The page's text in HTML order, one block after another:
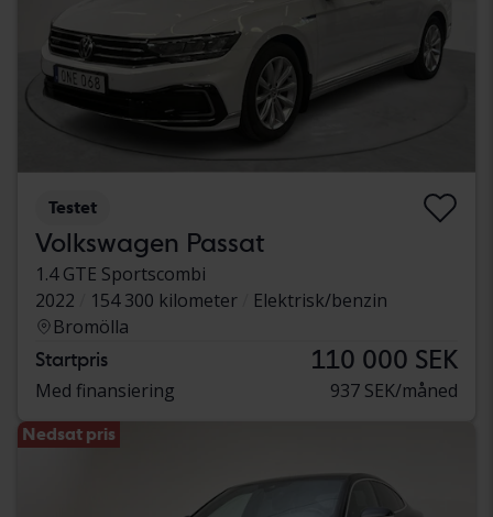
Testet
Volkswagen Passat
1.4 GTE Sportscombi
2022
154 300 kilometer
Elektrisk/benzin
Bromölla
Startpris 110 000 SEK
Med finansiering 937 SEK/måned
Nedsat pris